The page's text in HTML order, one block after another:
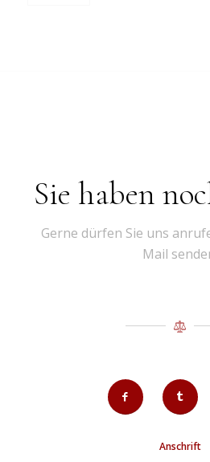
Sie haben
Gerne dürfen Sie uns
Mail
Anschrift